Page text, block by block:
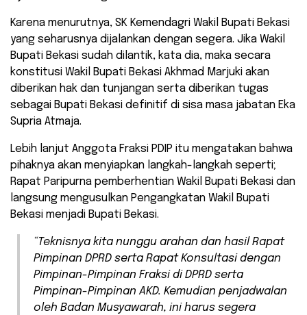
Karena menurutnya, SK Kemendagri Wakil Bupati Bekasi
yang seharusnya dijalankan dengan segera. Jika Wakil
Bupati Bekasi sudah dilantik, kata dia, maka secara
konstitusi Wakil Bupati Bekasi Akhmad Marjuki akan
diberikan hak dan tunjangan serta diberikan tugas
sebagai Bupati Bekasi definitif di sisa masa jabatan Eka
Supria Atmaja.
Lebih lanjut Anggota Fraksi PDIP itu mengatakan bahwa
pihaknya akan menyiapkan langkah-langkah seperti;
Rapat Paripurna pemberhentian Wakil Bupati Bekasi dan
langsung mengusulkan Pengangkatan Wakil Bupati
Bekasi menjadi Bupati Bekasi.
“Teknisnya kita nunggu arahan dan hasil Rapat
Pimpinan DPRD serta Rapat Konsultasi dengan
Pimpinan-Pimpinan Fraksi di DPRD serta
Pimpinan-Pimpinan AKD. Kemudian penjadwalan
oleh Badan Musyawarah, ini harus segera